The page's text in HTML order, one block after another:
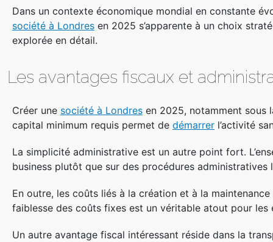
Dans un contexte économique mondial en constante
société à Londres en 2025 s’apparente à un choix
explorée en détail.
Les avantages fiscaux et
Créer une société à Londres en 2025, notamment sous
capital minimum requis permet de démarrer l’activité
La simplicité administrative est un autre point fort.
business plutôt que sur des procédures
En outre, les coûts liés à la création et à la
faiblesse des coûts fixes est un véritable atout pour
Un autre avantage fiscal intéressant réside dans la